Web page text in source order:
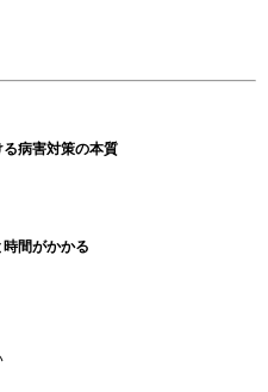
病害対策の本質
間がかかる